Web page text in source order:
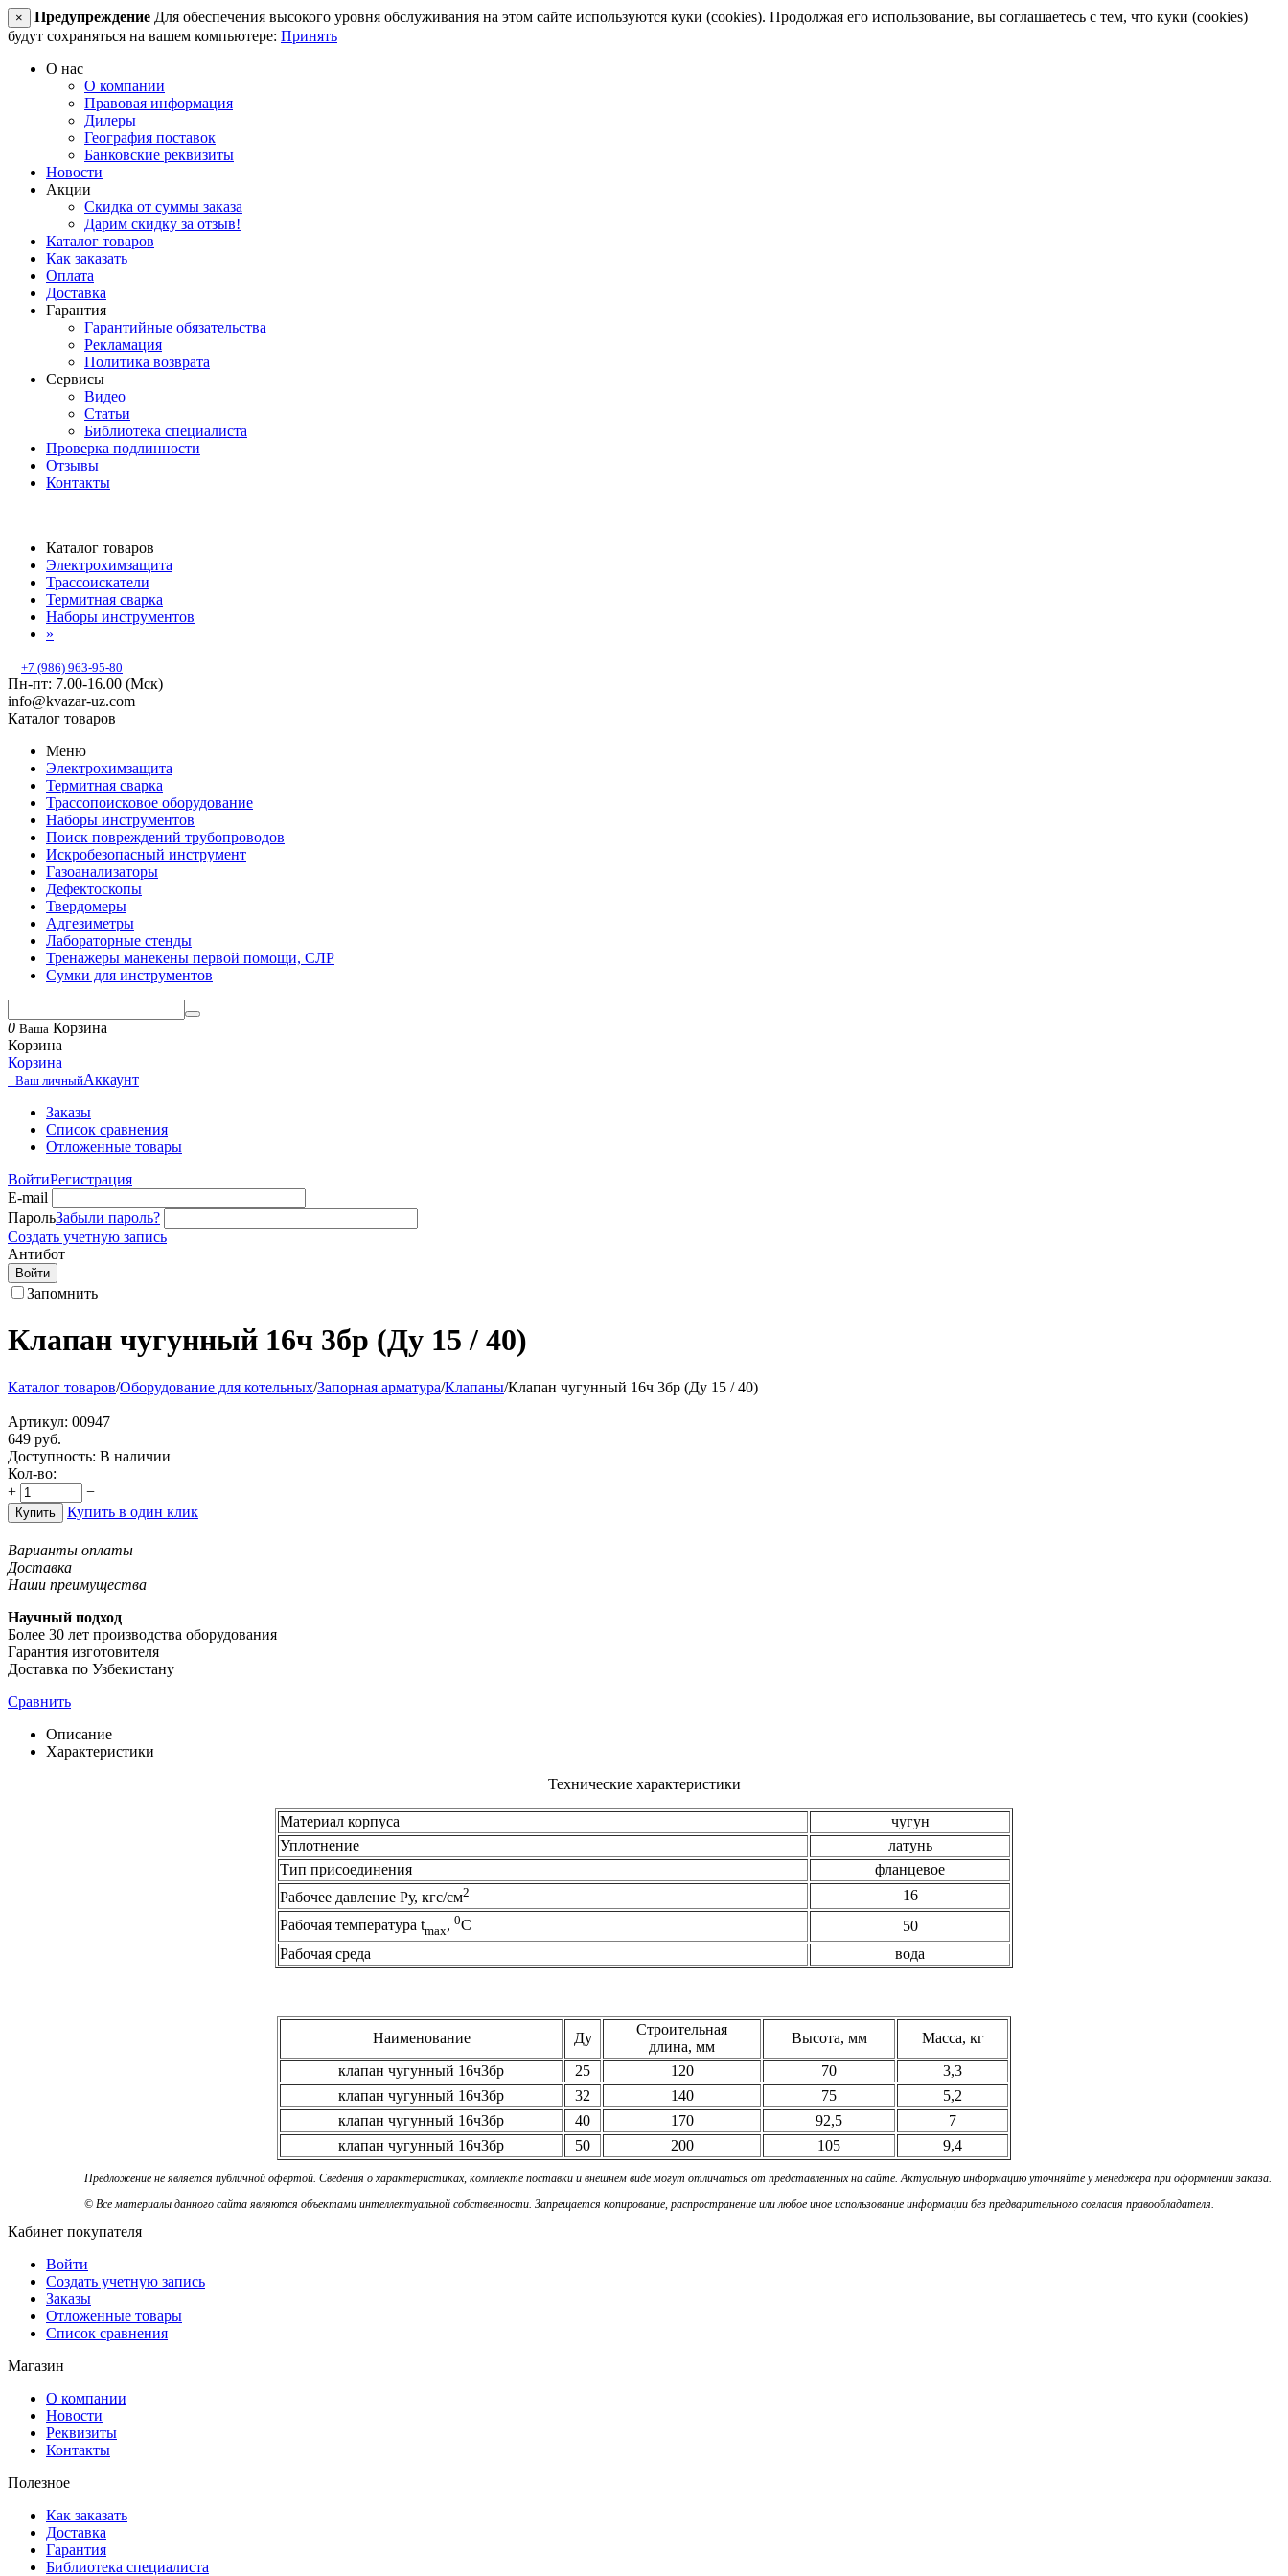
× Предупреждение Для обеспечения высокого уровня обслуживания на этом сайте используются куки (cookies). Продолжая его использование, вы соглашаетесь с тем, что куки (cookies)
будут сохраняться на вашем компьютере: Принять
О нас
О компании
Правовая информация
Дилеры
География поставок
Банковские реквизиты
Новости
Акции
Скидка от суммы заказа
Дарим скидку за отзыв!
Каталог товаров
Как заказать
Оплата
Доставка
Гарантия
Гарантийные обязательства
Рекламация
Политика возврата
Сервисы
Видео
Статьи
Библиотека специалиста
Проверка подлинности
Отзывы
Контакты
Каталог товаров
Электрохимзащита
Трассоискатели
Термитная сварка
Наборы инструментов
»
+7 (986) 963-95-80
Пн-пт: 7.00-16.00 (Мск)
info@kvazar-uz.com
Каталог товаров
Меню
Электрохимзащита
Термитная сварка
Трассопоисковое оборудование
Наборы инструментов
Поиск повреждений трубопроводов
Искробезопасный инструмент
Газоанализаторы
Дефектоскопы
Твердомеры
Адгезиметры
Лабораторные стенды
Тренажеры манекены первой помощи, СЛР
Сумки для инструментов
0 Ваша Корзина
Корзина
Корзина
Ваш личныйАккаунт
Заказы
Список сравнения
Отложенные товары
ВойтиРегистрация
E-mail
ПарольЗабыли пароль?
Создать учетную запись
Антибот
Войти
Запомнить
Клапан чугунный 16ч 3бр (Ду 15 / 40)
Каталог товаров/Оборудование для котельных/Запорная арматура/Клапаны/Клапан чугунный 16ч 3бр (Ду 15 / 40)
Артикул: 00947
649 руб.
Доступность: В наличии
Кол-во:
+
−
Купить Купить в один клик
Варианты оплаты
Доставка
Наши преимущества
Научный подход
Более 30 лет производства оборудования
Гарантия изготовителя
Доставка по Узбекистану
Сравнить
Описание
Характеристики
Технические характеристики
Материал корпуса
чугун
Уплотнение
латунь
Тип присоединения
фланцевое
Рабочее давление Ру, кгс/см2
16
Рабочая температура tmax, 0C
50
Рабочая среда
вода
Наименование Ду
Строительная
длина, мм
Высота, мм
Масса, кг
клапан чугунный 16ч3бр
25 120 70
3,3
клапан чугунный 16ч3бр
32 140 75
5,2
клапан чугунный 16ч3бр
40 170 92,5
7
клапан чугунный 16ч3бр
50 200 105 9,4
Предложение не является публичной офертой. Сведения о характеристиках, комплекте поставки и внешнем виде могут отличаться от представленных на сайте. Актуальную информацию уточняйте у менеджера при оформлении заказа.
© Все материалы данного сайта являются объектами интеллектуальной собственности. Запрещается копирование, распространение или любое иное использование информации без предварительного согласия правообладателя.
Кабинет покупателя
Войти
Создать учетную запись
Заказы
Отложенные товары
Список сравнения
Магазин
О компании
Новости
Реквизиты
Контакты
Полезное
Как заказать
Доставка
Гарантия
Библиотека специалиста